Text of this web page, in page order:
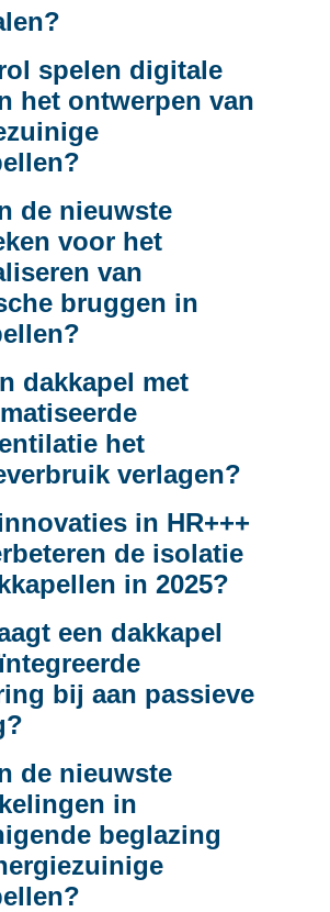
spelen digitale
het ontwerpen van
de nieuwste
voor het
van
bruggen in
dakkapel met
het
verlagen?
in HR+++
de isolatie
in 2025?
een dakkapel
bij aan passieve
de nieuwste
in
beglazing